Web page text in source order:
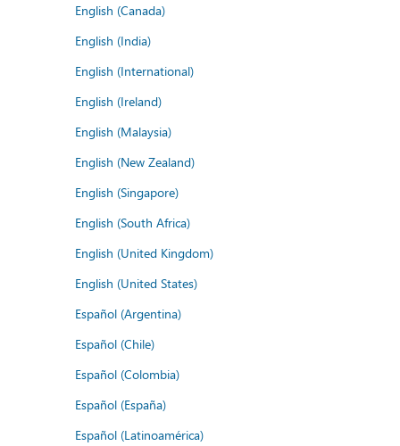
English (Canada)
English (India)
English (International)
English (Ireland)
English (Malaysia)
English (New Zealand)
English (Singapore)
English (South Africa)
English (United Kingdom)
English (United States)
Español (Argentina)
Español (Chile)
Español (Colombia)
Español (España)
Español (Latinoamérica)